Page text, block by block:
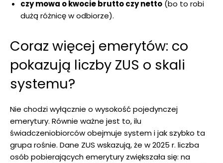
czy mowa o kwocie brutto czy netto (bo to robi
dużą różnicę w odbiorze).
Coraz więcej emerytów: co
pokazują liczby ZUS o skali
systemu?
Nie chodzi wyłącznie o wysokość pojedynczej
emerytury. Równie ważne jest to, ilu
świadczeniobiorców obejmuje system i jak szybko ta
grupa rośnie. Dane ZUS wskazują, że w 2025 r. liczba
osób pobierających emerytury zwiększała się: na